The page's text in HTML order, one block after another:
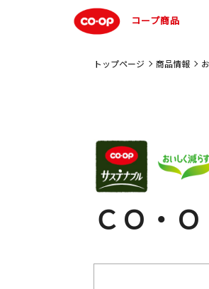
コープ商品
トップページ 商品情報
ＣＯ・